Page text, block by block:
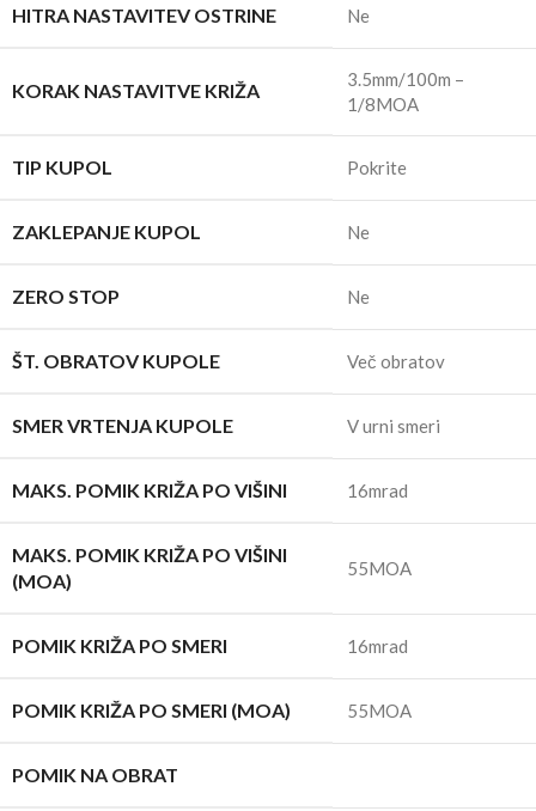
HITRA NASTAVITEV OSTRINE Ne
KORAK NASTAVITVE KRIŽA
3.5mm/100m –
1/8MOA
TIP KUPOL Pokrite
ZAKLEPANJE KUPOL Ne
ZERO STOP Ne
ŠT. OBRATOV KUPOLE Več obratov
SMER VRTENJA KUPOLE V urni smeri
MAKS. POMIK KRIŽA PO VIŠINI 16mrad
MAKS. POMIK KRIŽA PO VIŠINI
(MOA)
55MOA
POMIK KRIŽA PO SMERI 16mrad
POMIK KRIŽA PO SMERI (MOA) 55MOA
POMIK NA OBRAT